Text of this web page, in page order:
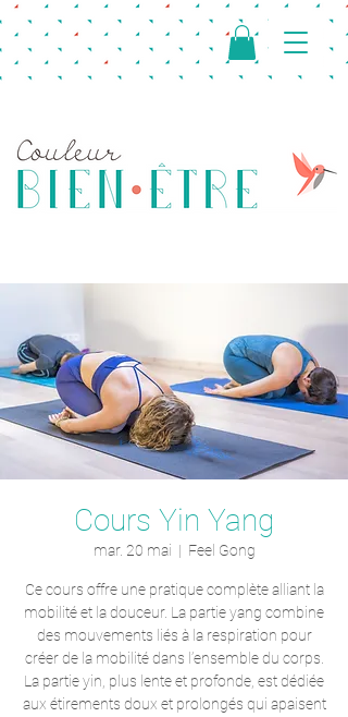
Cours Yin Yang
mar. 20 mai
  |
Feel Gong
Ce cours offre une pratique complète alliant la
mobilité et la douceur. La partie yang combine
des mouvements liés à la respiration pour
créer de la mobilité dans l’ensemble du corps.
La partie yin, plus lente et profonde, est dédiée
aux étirements doux et prolongés qui apaisent